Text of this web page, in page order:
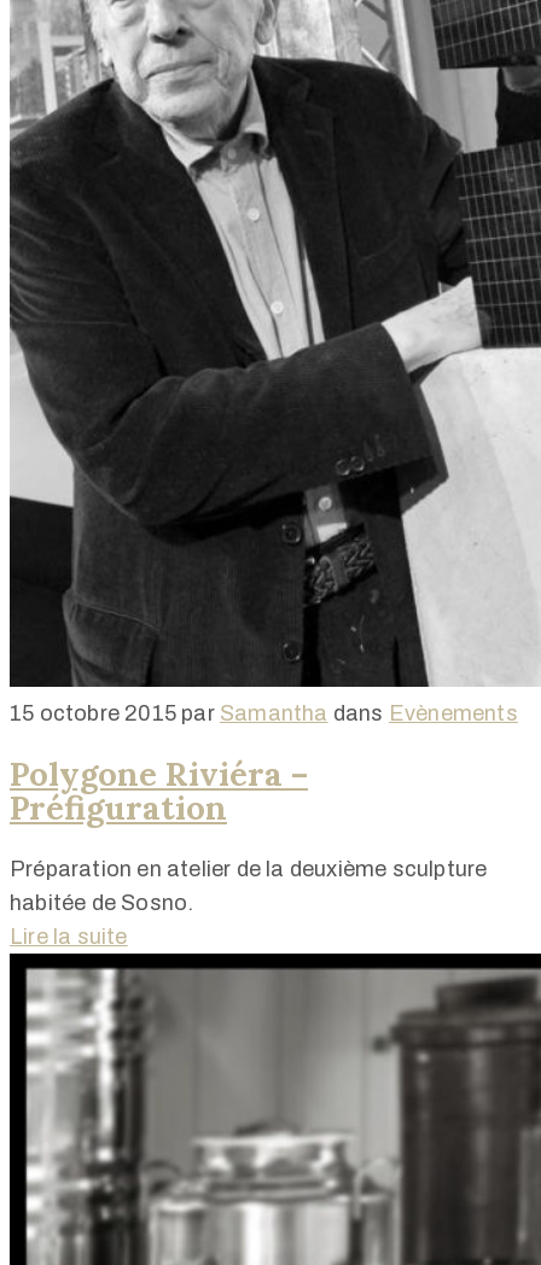
15 octobre 2015 par Samantha dans Evènements
Polygone Riviéra –
Préfiguration
Préparation en atelier de la deuxième sculpture
habitée de Sosno.
Lire la suite